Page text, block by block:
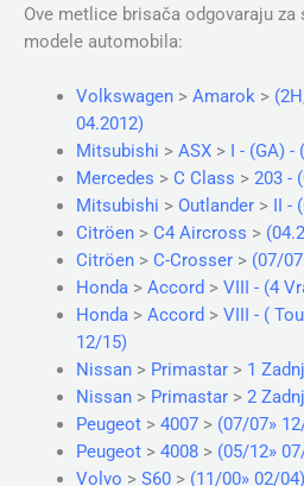
Ove metlice brisača odgovaraju za
modele automobila:
Volkswagen> Amarok>
04.2012)
Mitsubishi > ASX> I - (GA) -
Mercedes > C Class > 203 -
Mitsubishi > Outlander> II -
Citröen> C4 Aircross >
Citröen> C-Crosser> (07/
Honda> Accord > VIII - (4
Honda> Accord > VIII - (
12/15)
Nissan> Primastar> 1
Nissan> Primastar> 2
Peugeot> 4007> (07/07»
Peugeot> 4008> (05/12»
Volvo > S60> (11/00» 02/04)